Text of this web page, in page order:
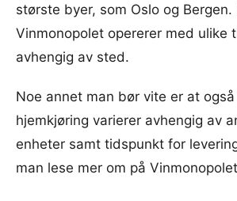
største byer, som Oslo og
Vinmonopolet opererer med ulike
avhengig av sted.
Noe annet man bør vite er at
hjemkjøring varierer avhengig av
enheter samt tidspunkt for
man lese mer om på